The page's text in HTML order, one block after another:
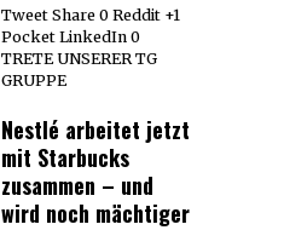
Tweet Share 0 Reddit +1
Pocket LinkedIn 0
TRETE UNSERER TG
GRUPPE
Nestlé arbeitet jetzt
mit Starbucks
zusammen – und
wird noch mächtiger